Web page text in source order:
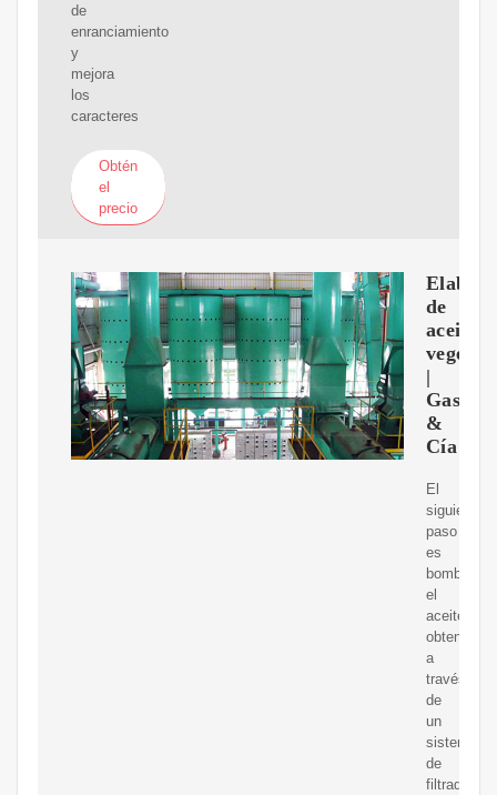
de
enranciamiento
y
mejora
los
caracteres
Obtén
el
precio
de
aceite
vegetal
|
&
Cía
El
siguiente
paso
es
bombear
el
aceite
obtenido
a
través
de
un
sistema
de
filtrado